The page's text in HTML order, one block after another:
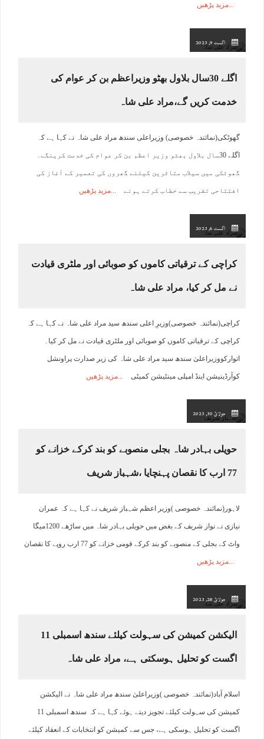
مزید پڑھیں
اگست 9, 2023
اگلے 30سال بلاول بھٹو وزیراعظم بن کر عوام کی
خدمت کریں گے،مراد علی شاہ
گھوٹکی(نمائندہ خصوصی) وزیراعلی سندھ مراد علی شاہ نے کہا ہے کہ
اگلے 30سال بلاول بھٹو وزیر اعظم بن کر عوام کی خدمت کرینگے۔
گھوٹکی میں سیلاب متاثرین کیلئے گھروں کی تعمیر کے آغاز کی
افتتاحی تقریب سے خطاب کرتے ہوئے مزید پڑھیں
اگست 6, 2023
کراچی کے ترقیاتی کاموں کو صوبائی اور ملٹری قیادت
نے مل کر کیا، مراد علی شاہ
کراچی(نمائندہ خصوصی)وزیرِ اعلی سندھ سید مراد علی شاہ نے کہا ہے کہ
کراچی کے ترقیاتی کاموں کو صوبائی اور ملٹری قیادت نے مل کر کیا۔
اتوارکووزیراعلیٰ سندھ سید مراد علی شاہ کی زیر صدارت پراونشل
کوآرڈینیشن اینڈ امپلی مینٹیشن کمیٹی مزید پڑھیں
جولائ 30, 2023
حویلی بہادر شاہ بجلی منصوبے کو بند کرکے خزانے کو
77 ارب کا نقصان پہنچایا ،شہباز شریف
لاہور(نمائندہ خصوصی )وزیر اعظم شہباز شریف نے کہا ہے کہ عمران
نیازی نے نواز شریف کے بغض میں حویلی بہادر شاہ میں ساڑھے 1200میگا
واٹ کے بجلی کے منصوبے کو بند کرکے قومی خزانے کو 77 ارب روپے کا نقصان
مزید پڑھیں
جولائ 28, 2023
الیکشن کمیشن کی سہولت کیلئے سندھ اسمبلی 11
اگست کو تحلیل ہوسکتی ہے، مراد علی شاہ
اسلام آباد(نمائندہ خصوصی )وزیراعلیٰ سندھ مراد علی شاہ نے الیکشن
کمیشن کی سہولت کیلئے تجویز دیتے ہوئے کہا ہے کہ سندھ اسمبلی 11
اگست کو تحلیل ہوسکی ہے، جس سے کمیشن کو انتخابات کے انعقاد کیلئے